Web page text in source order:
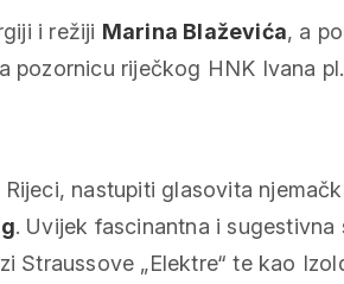
i režiji Marina Blaževića, a
pozornicu riječkog HNK Ivana
nastupiti glasovita
. Uvijek fascinantna i
Straussove „Elektre“ te kao